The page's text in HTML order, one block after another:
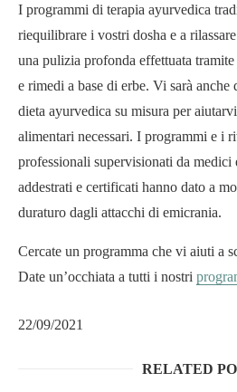
I programmi di terapia ayurvedica
riequilibrare i vostri dosha e a
una pulizia profonda effettuata
e rimedi a base di erbe. Vi sarà anche
dieta ayurvedica su misura per
alimentari necessari. I programmi e i
professionali supervisionati da medici
addestrati e certificati hanno dato a
duraturo dagli attacchi di emicrania.
Cercate un programma che vi aiuti a
Date un’occhiata a tutti i nostri
22/09/2021
RELATED